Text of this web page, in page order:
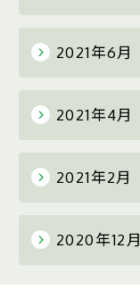
2021年6月
2021年4月
2021年2月
2020年12月